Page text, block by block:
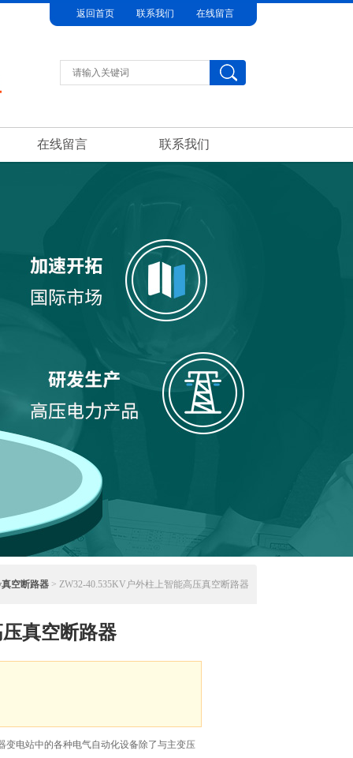
返回首页 联系我们 在线留言
在线留言 联系我们
空断路器 > ZW32-40.535KV户外柱上智能高压真空断路器
真空断路器
变电站中的各种电气自动化设备除了与主变压